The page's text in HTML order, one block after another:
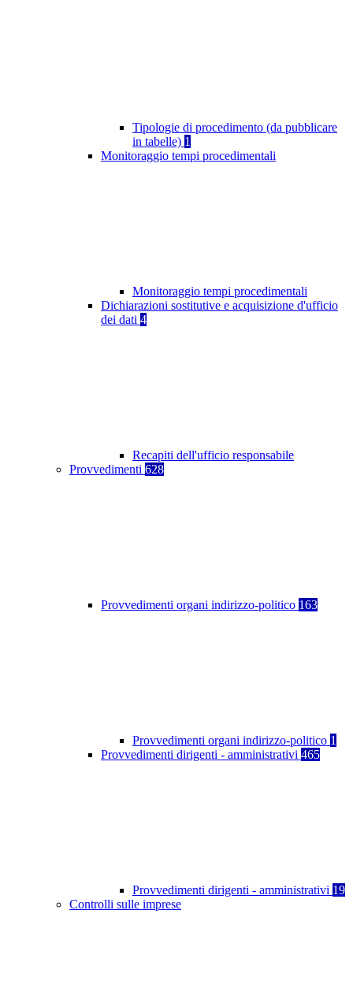
Tipologie di procedimento (da pubblicare
in tabelle) 1
Monitoraggio tempi procedimentali
Monitoraggio tempi procedimentali
Dichiarazioni sostitutive e acquisizione d'ufficio
dei dati 4
Recapiti dell'ufficio responsabile
Provvedimenti 628
Provvedimenti organi indirizzo-politico 163
Provvedimenti organi indirizzo-politico 1
Provvedimenti dirigenti - amministrativi 465
Provvedimenti dirigenti - amministrativi 19
Controlli sulle imprese